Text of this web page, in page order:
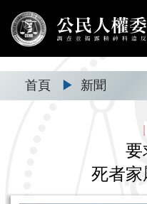
首頁 ▶ 新聞
要
死者家